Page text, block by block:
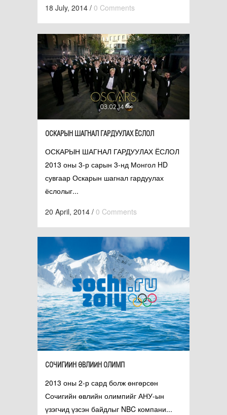
18 July, 2014 / 0 Comments
ОСКАРЫН ШАГНАЛ ГАРДУУЛАХ ЁСЛОЛ
ОСКАРЫН ШАГНАЛ ГАРДУУЛАХ ЁСЛОЛ
2013 оны 3-р сарын 3-нд Монгол HD
сувгаар Оскарын шагнал гардуулах
ёслолыг...
20 April, 2014 / 0 Comments
СОЧИГИЙН ӨВЛИЙН ОЛИМП
2013 оны 2-р сард болж өнгөрсөн
Сочигийн өвлийн олимпийг АНУ-ын
үзэгчид үзсэн байдлыг NBC компани...